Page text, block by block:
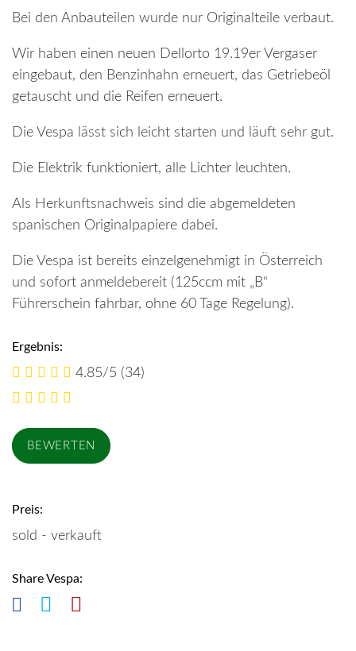
Bei den Anbauteilen wurde nur Originalteile verbaut.
Wir haben einen neuen Dellorto 19.19er Vergaser
eingebaut, den Benzinhahn erneuert, das Getriebeöl
getauscht und die Reifen erneuert.
Die Vespa lässt sich leicht starten und läuft sehr gut.
Die Elektrik funktioniert, alle Lichter leuchten.
Als Herkunftsnachweis sind die abgemeldeten
spanischen Originalpapiere dabei.
Die Vespa ist bereits einzelgenehmigt in Österreich
und sofort anmeldebereit (125ccm mit „B“
Führerschein fahrbar, ohne 60 Tage Regelung).
Ergebnis:
4.85/5 (34)
Preis:
sold - verkauft
Share Vespa: